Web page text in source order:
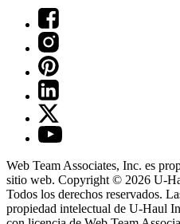
Web Team Associates, Inc. es
sitio web. Copyright © 2026 U-
Todos los derechos reservados.
propiedad intelectual de U-Haul